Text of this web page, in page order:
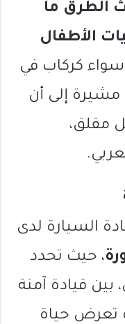
الطرق ما
الأطفال
سواء كركاب في
مشيرة إلى أن
مقلق،
السيارة لدى
، حيث تحدد
بين قيادة آمنة
تعرض حياة